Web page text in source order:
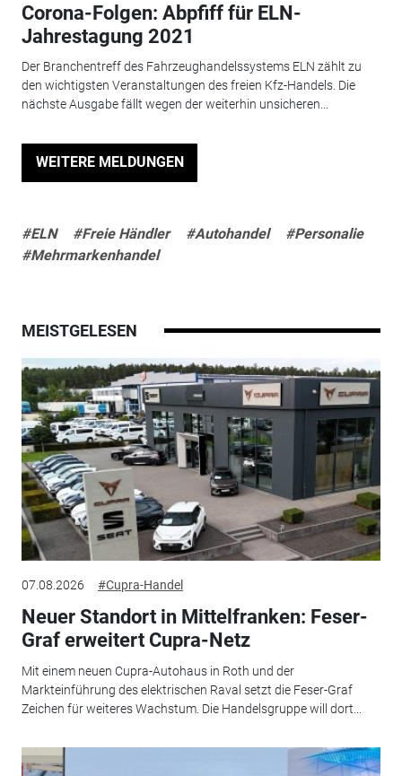
Corona-Folgen: Abpfiff für ELN-
Jahrestagung 2021
Der Branchentreff des Fahrzeughandelssystems ELN zählt zu
den wichtigsten Veranstaltungen des freien Kfz-Handels. Die
nächste Ausgabe fällt wegen der weiterhin unsicheren...
WEITERE MELDUNGEN
#ELN #Freie Händler #Autohandel
#Personalie
#Mehrmarkenhandel
MEISTGELESEN
07.08.2026 #Cupra-Handel
Neuer Standort in Mittelfranken: Feser-
Graf erweitert Cupra-Netz
Mit einem neuen Cupra-Autohaus in Roth und der
Markteinführung des elektrischen Raval setzt die Feser-Graf
Zeichen für weiteres Wachstum. Die Handelsgruppe will dort...